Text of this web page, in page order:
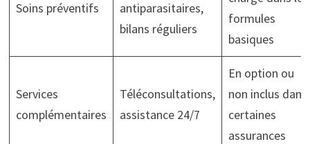
Soins préventifs
antiparasitaires,
bilans réguliers
formules
basiques
Services
complémentaires
Téléconsultations,
assistance 24/7
En option ou
non inclus dans
certaines
assurances